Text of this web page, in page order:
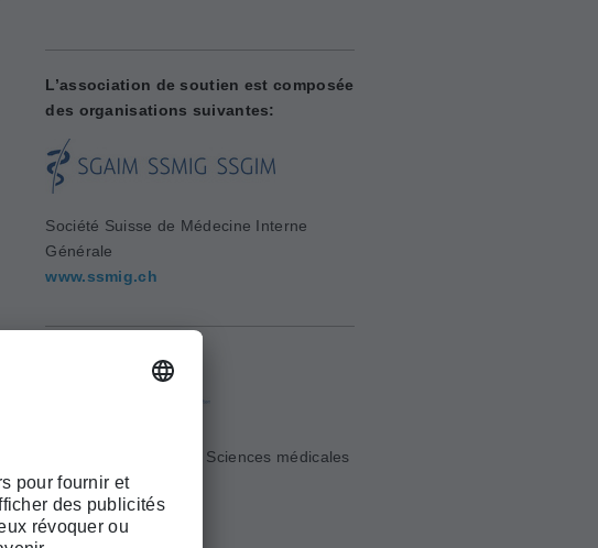
L’association de soutien est composée
des organisations suivantes:
Société Suisse de Médecine Interne
Générale
www.ssmig.ch
Académie Suisse des Sciences médicales
(ASSM)
www.assm.ch